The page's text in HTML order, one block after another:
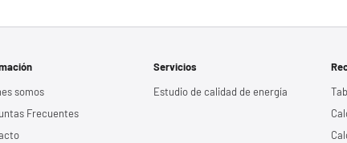
somos
Frecuentes
Servicios
Estudio de calidad de energía